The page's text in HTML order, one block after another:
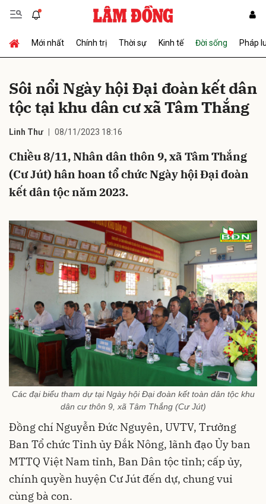
Mới nhất Chính trị Thời sự Kinh tế Đời sống Pháp
Sôi nổi Ngày hội Đại đoàn kết dân
tộc tại khu dân cư xã Tâm Thắng
Linh Thư 08/11/2023 18:16
Chiều 8/11, Nhân dân thôn 9, xã Tâm Thắng
(Cư Jút) hân hoan tổ chức Ngày hội Đại đoàn
kết dân tộc năm 2023.
Các đại biểu tham dự tại Ngày hội Đại đoàn kết toàn dân tộc khu
dân cư thôn 9, xã Tâm Thắng (Cư Jút)
Đồng chí Nguyễn Đức Nguyên, UVTV, Trưởng
Ban Tổ chức Tỉnh ủy Đắk Nông, lãnh đạo Ủy ban
MTTQ Việt Nam tỉnh, Ban Dân tộc tỉnh; cấp ủy,
chính quyền huyện Cư Jút đến dự, chung vui
cùng bà con.
Gửi bình luận
Hủy Gửi